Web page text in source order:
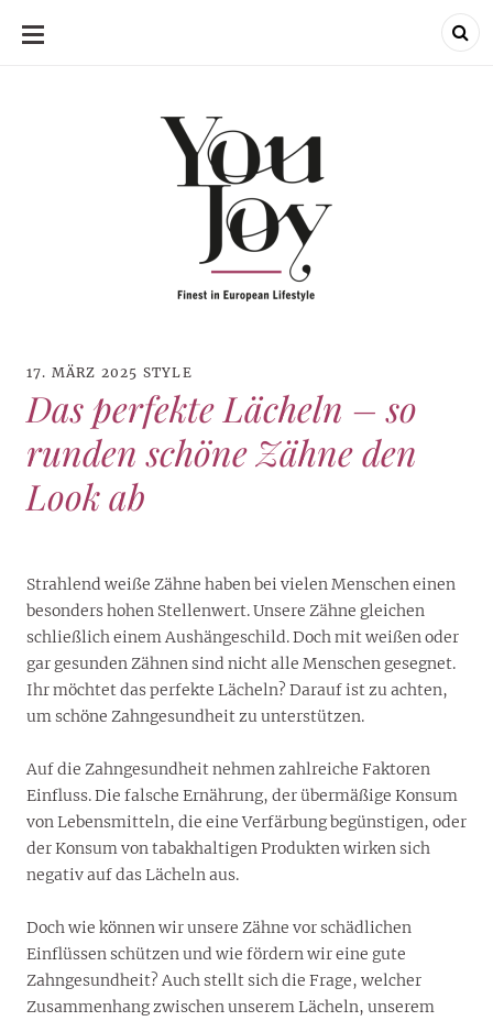
SKIP
17. MÄRZ 2025 STYLE
Das perfekte Lächeln – so
runden schöne Zähne den
Look ab
Strahlend weiße Zähne haben bei vielen Menschen einen
besonders hohen Stellenwert. Unsere Zähne gleichen
schließlich einem Aushängeschild. Doch mit weißen oder
gar gesunden Zähnen sind nicht alle Menschen gesegnet.
Ihr möchtet das perfekte Lächeln? Darauf ist zu achten,
um schöne Zahngesundheit zu unterstützen.
Auf die Zahngesundheit nehmen zahlreiche Faktoren
Einfluss. Die falsche Ernährung, der übermäßige Konsum
von Lebensmitteln, die eine Verfärbung begünstigen, oder
der Konsum von tabakhaltigen Produkten wirken sich
negativ auf das Lächeln aus.
Doch wie können wir unsere Zähne vor schädlichen
Einflüssen schützen und wie fördern wir eine gute
Zahngesundheit? Auch stellt sich die Frage, welcher
Zusammenhang zwischen unserem Lächeln, unserem